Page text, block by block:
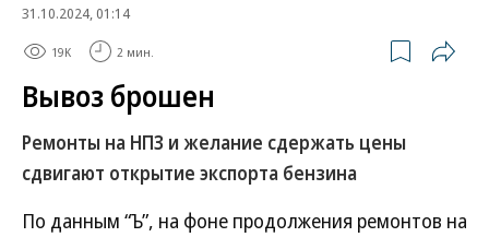
31.10.2024, 01:14
19K 2 мин.
Вывоз брошен
Ремонты на НПЗ и желание сдержать цены
сдвигают открытие экспорта бензина
По данным “Ъ”, на фоне продолжения ремонтов на